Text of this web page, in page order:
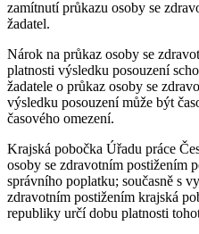
zamítnutí průkazu osoby se
žadatel.
Nárok na průkaz osoby se
platnosti výsledku posouzení
žadatele o průkaz osoby se
výsledku posouzení může být
časového omezení.
Krajská pobočka Úřadu práce
osoby se zdravotním postižením
správního poplatku; současně s
zdravotním postižením krajská
republiky určí dobu platnosti